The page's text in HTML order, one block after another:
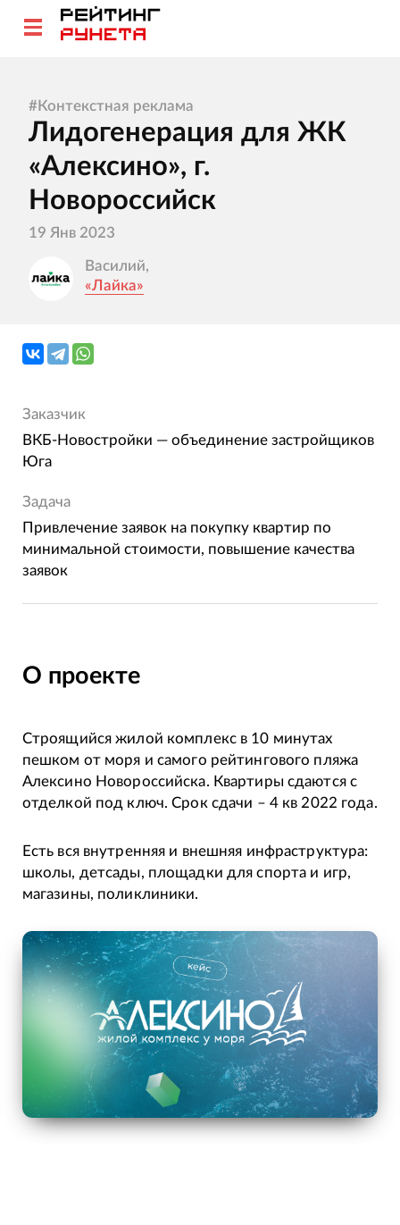
#Контекстная реклама
Лидогенерация для ЖК
«Алексино», г.
Новороссийск
19 Янв 2023
Василий,
«Лайка»
Заказчик
ВКБ-Новостройки — объединение застройщиков
Юга
Задача
Привлечение заявок на покупку квартир по
минимальной стоимости, повышение качества
заявок
О проекте
Строящийся жилой комплекс в 10 минутах
пешком от моря и самого рейтингового пляжа
Алексино Новороссийска. Квартиры сдаются с
отделкой под ключ. Срок сдачи – 4 кв 2022 года.
Есть вся внутренняя и внешняя инфраструктура:
школы, детсады, площадки для спорта и игр,
магазины, поликлиники.